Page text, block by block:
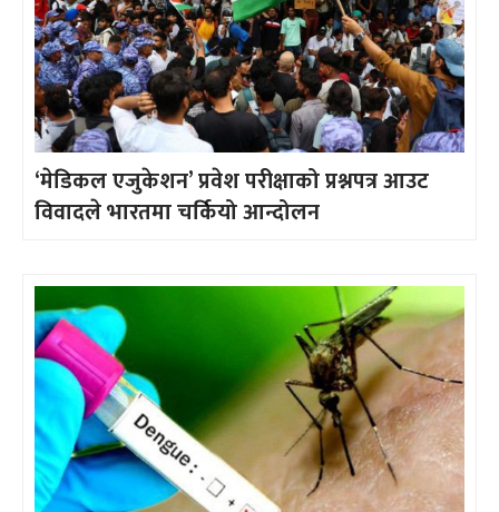
‘मेडिकल एजुकेशन’ प्रवेश परीक्षाको प्रश्नपत्र आउट
विवादले भारतमा चर्कियो आन्दोलन